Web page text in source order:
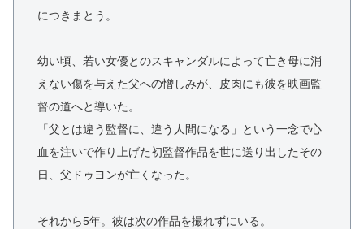
につきまとう。
幼い頃、若い女優とのスキャンダルによって亡き母に消
えない傷を与えた父への憎しみが、皮肉にも彼を映画監
督の道へと導いた。
「父とは違う監督に、違う人間になる」という一念で心
血を注いで作り上げた初監督作品を世に送り出したその
日、父ドゥヨンが亡くなった。
それから5年。彼は次の作品を撮れずにいる。